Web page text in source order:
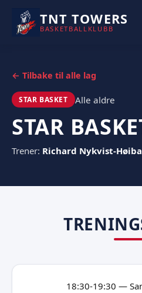
TNT TOWERS
BASKETBALLKLUBB
← Tilbake til alle lag
STAR BASKET Alle aldre
STAR
Trener: Richard Nykvist-
18:30-19:30 —